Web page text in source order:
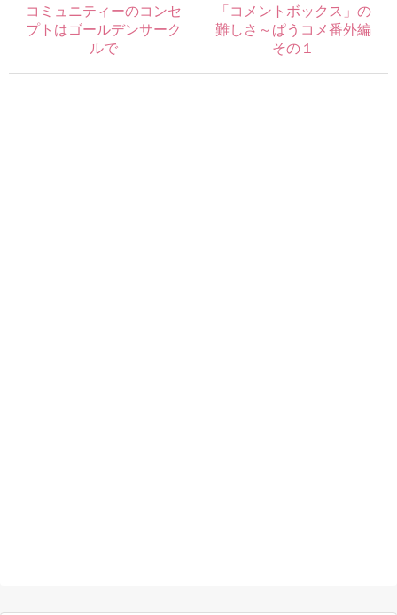
コミュニティーのコンセ
プトはゴールデンサーク
ルで
「コメントボックス」の
難しさ～ぱうコメ番外編
その１